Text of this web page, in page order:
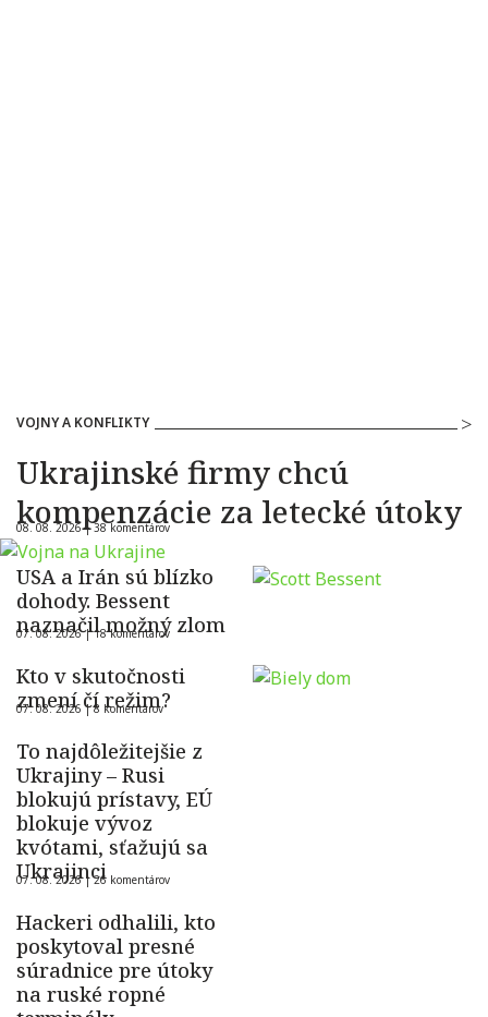
VOJNY A KONFLIKTY
Ukrajinské firmy chcú
kompenzácie za letecké útoky
08. 08. 2026 |38 komentárov
USA a Irán sú blízko
dohody. Bessent
naznačil možný zlom
07. 08. 2026 |18 komentárov
Kto v skutočnosti
zmení čí režim?
07. 08. 2026 |8 komentárov
To najdôležitejšie z
Ukrajiny – Rusi
blokujú prístavy, EÚ
blokuje vývoz
kvótami, sťažujú sa
Ukrajinci
07. 08. 2026 |26 komentárov
Hackeri odhalili, kto
poskytoval presné
súradnice pre útoky
na ruské ropné